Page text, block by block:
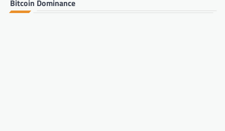
Bitcoin Dominance